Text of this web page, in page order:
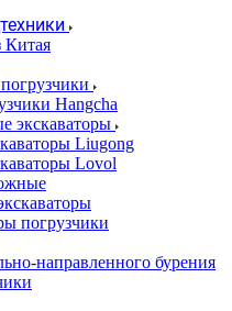
Китая
Hangcha
экскаваторы
Liugong
Lovol
погрузчики
направленного бурения